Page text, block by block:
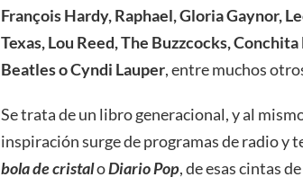
François Hardy, Raphael, Gloria Gaynor,
Texas, Lou Reed, The Buzzcocks,
Beatles o Cyndi Lauper, entre muchos
Se trata de un libro generacional, y al
inspiración surge de programas de radio y
bola de cristaloDiario Pop, de esas cintas